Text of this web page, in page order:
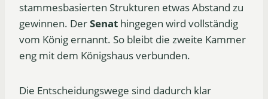
stammesbasierten Strukturen etwas Abstand zu
gewinnen. DerSenat hingegen wird vollständig
vom König ernannt. So bleibt die zweite Kammer
eng mit dem Königshaus verbunden.
Die Entscheidungswege sind dadurch klar